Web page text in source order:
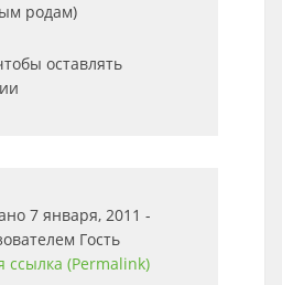
родам)
оставлять
7 января, 2011 -
Гость
ссылка (Permalink)